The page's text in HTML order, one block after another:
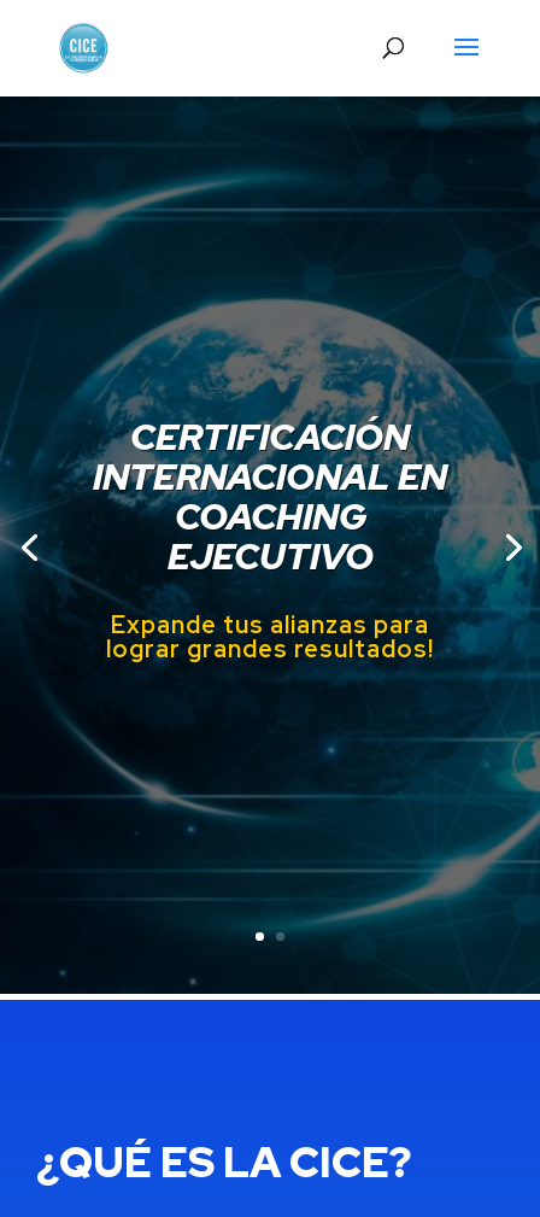
CERTIFICACIÓN
INTERNACIONAL EN
COACHING
EJECUTIVO
Expande tus alianzas para
lograr grandes resultados!
¿QUÉ ES LA CICE?